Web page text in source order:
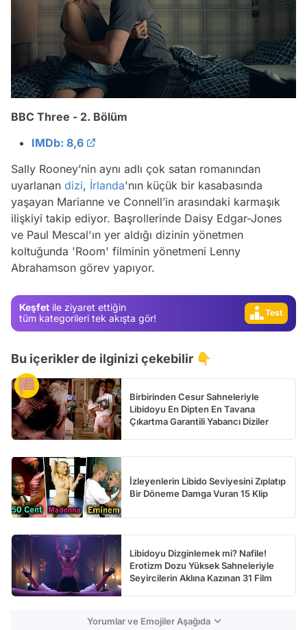
BBC Three - 2. Bölüm
IMDb: 8,6
Sally Rooney’nin aynı adlı çok satan romanından
uyarlanan dizi, İrlanda'nın küçük bir kasabasında
yaşayan Marianne ve Connell’in arasındaki karmaşık
ilişkiyi takip ediyor. Başrollerinde Daisy Edgar-Jones
ve Paul Mescal'ın yer aldığı dizinin yönetmen
koltuğunda 'Room' filminin yönetmeni Lenny
Abrahamson görev yapıyor.
Keşfet ile ziyaret ettiğin
tüm kategorileri tek akışta gör!
Video
Test
Test
Bu içerikler de ilginizi çekebilir 👇
Birbirinden Cesur Sahneleriyle
Libidoyu En Dipten En Tavana
Çıkartma Garantili Yabancı Diziler
İzleyenlerin Libido Seviyesini Zıplatıp
Bir Döneme Damga Vuran 15 Klip
Libidoyu Dizginlemek mi? Nafile!
Erotizm Dozu Yüksek Sahneleriyle
Seyircilerin Aklına Kazınan 31 Film
Yorumlar ve Emojiler Aşağıda